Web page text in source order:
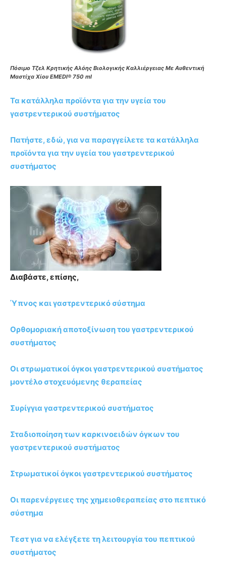
Πόσιμο Τζελ Κρητικής Αλόης Βιολογικής Καλλιέργειας Με Αυθεντική
Μαστίχα Χίου EMEDI® 750 ml
Τα κατάλληλα προϊόντα για την υγεία του
γαστρεντερικού συστήματος
Πατήστε, εδώ, για να παραγγείλετε τα κατάλληλα
προϊόντα για την υγεία του γαστρεντερικού
συστήματος
Διαβάστε, επίσης,
Ύπνος και γαστρεντερικό σύστημα
Ορθομοριακή αποτοξίνωση του γαστρεντερικού
συστήματος
Οι στρωματικοί όγκοι γαστρεντερικού συστήματος
μοντέλο στοχευόμενης θεραπείας
Συρίγγια γαστρεντερικού συστήματος
Σταδιοποίηση των καρκινοειδών όγκων του
γαστρεντερικού συστήματος
Στρωματικοί όγκοι γαστρεντερικού συστήματος
Οι παρενέργειες της χημειοθεραπείας στο πεπτικό
σύστημα
Τεστ για να ελέγξετε τη λειτουργία του πεπτικού
συστήματος